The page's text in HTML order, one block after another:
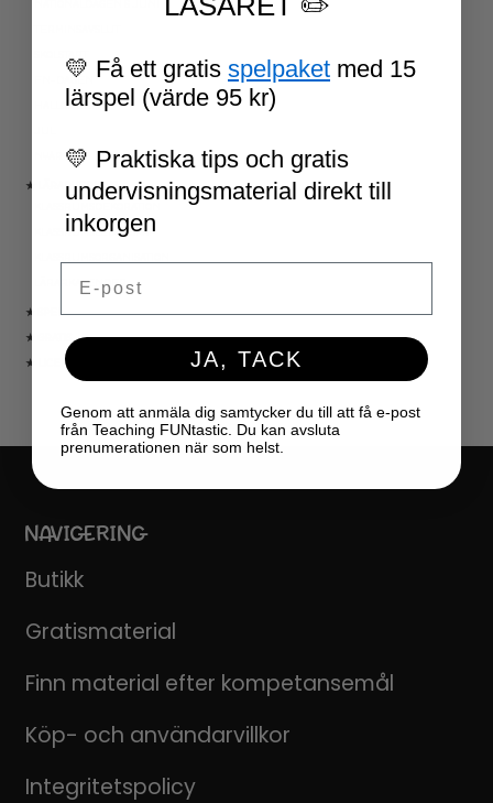
FN-DAGEN
HALLOWEEN
★ LÄRARVERKTYG
KLASSRUMSLEDARSKAP
LÄRARKALENDER
★ SPEL
★ GRATIS
★ LICENSER
NAVIGERING
Butikk
Gratismaterial
Finn material efter kompetansemål
Köp- och användarvillkor
Integritetspolicy
💛 Få ett gratis spelpaket med 15
lärspel (värde 95 kr)
💛 Praktiska tips och gratis
undervisningsmaterial direkt till
inkorgen
JA, TACK
Genom att anmäla dig samtycker du till att få e-post
från Teaching FUNtastic. Du kan avsluta
prenumerationen när som helst.